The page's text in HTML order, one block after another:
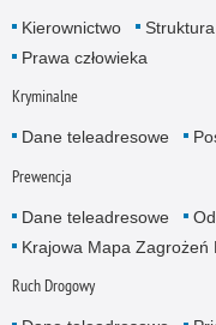
Kierownictwo Struktura
Prawa człowieka
Kryminalne
Dane teleadresowe
Prewencja
Dane teleadresowe
Krajowa Mapa Zagrożeń
Ruch Drogowy